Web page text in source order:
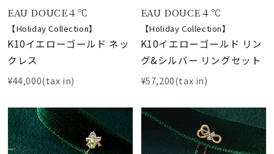
EAU DOUCE４℃
【Holiday Collection】
K10イエローゴールド ネッ
クレス
¥44,000(tax in)
EAU DOUCE４℃
【Holiday Collection】
K10イエローゴールド リン
グ&シルバー リングセット
¥57,200(tax in)